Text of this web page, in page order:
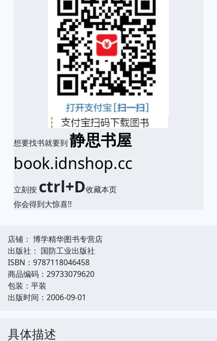
想要找书就要到 静思书屋
book.idnshop.cc
立刻按 ctrl+D收藏本页
你会得到大惊喜!!
店铺： 博学精华图书专营店
出版社： 国防工业出版社
ISBN：9787118046458
商品编码：29733079620
包装：平装
出版时间：2006-09-01
具体描述